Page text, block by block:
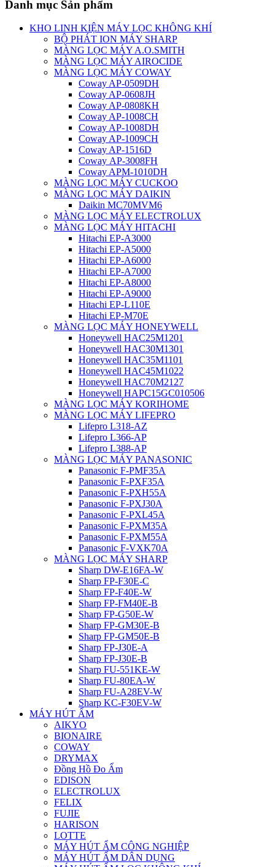
Danh mục Sản phẩm
KHO LINH KIỆN MÁY LỌC KHÔNG KHÍ
BỘ PHÁT ION MÁY SHARP
MÀNG LỌC MÁY A.O.SMITH
MÀNG LỌC MÁY AIROCIDE
MÀNG LỌC MÁY COWAY
Coway AP-0509DH
Coway AP-0608JH
Coway AP-0808KH
Coway AP-1008CH
Coway AP-1008DH
Coway AP-1009CH
Coway AP-1516D
Coway AP-3008FH
Coway APM-1010DH
MÀNG LỌC MÁY CUCKOO
MÀNG LỌC MÁY DAIKIN
Daikin MC70MVM6
MÀNG LỌC MÁY ELECTROLUX
MÀNG LỌC MÁY HITACHI
Hitachi EP-A3000
Hitachi EP-A5000
Hitachi EP-A6000
Hitachi EP-A7000
Hitachi EP-A8000
Hitachi EP-A9000
Hitachi EP-L110E
Hitachi EP-M70E
MÀNG LỌC MÁY HONEYWELL
Honeywell HAC25M1201
Honeywell HAC30M1301
Honeywell HAC35M1101
Honeywell HAC45M1022
Honeywell HAC70M2127
Honeywell HAPC15GC010506
MÀNG LỌC MÁY KORIHOME
MÀNG LỌC MÁY LIFEPRO
Lifepro L318-AZ
Lifepro L366-AP
Lifepro L388-AP
MÀNG LỌC MÁY PANASONIC
Panasonic F-PMF35A
Panasonic F-PXF35A
Panasonic F-PXH55A
Panasonic F-PXJ30A
Panasonic F-PXL45A
Panasonic F-PXM35A
Panasonic F-PXM55A
Panasonic F-VXK70A
MÀNG LỌC MÁY SHARP
Sharp DW-E16FA-W
Sharp FP-F30E-C
Sharp FP-F40E-W
Sharp FP-FM40E-B
Sharp FP-G50E-W
Sharp FP-GM30E-B
Sharp FP-GM50E-B
Sharp FP-J30E-A
Sharp FP-J30E-B
Sharp FU-551KE-W
Sharp FU-80EA-W
Sharp FU-A28EV-W
Sharp KC-F30EV-W
MÁY HÚT ẨM
AIKYO
BIONAIRE
COWAY
DRYMAX
Đồng Hồ Đo Ẩm
EDISON
ELECTROLUX
FELIX
FUJIE
HARISON
LOTTE
MÁY HÚT ẨM CÔNG NGHIỆP
MÁY HÚT ẨM DÂN DỤNG